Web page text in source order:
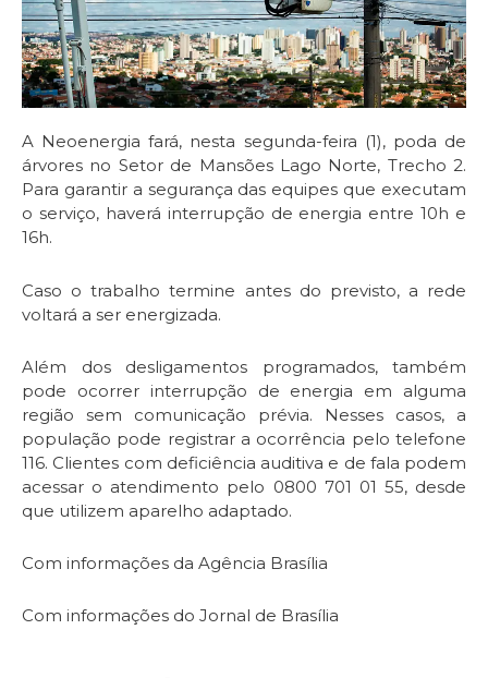
A Neoenergia fará, nesta segunda-feira (1), poda de
árvores no Setor de Mansões Lago Norte, Trecho 2.
Para garantir a segurança das equipes que executam
o serviço, haverá interrupção de energia entre 10h e
16h.
Caso o trabalho termine antes do previsto, a rede
voltará a ser energizada.
Além dos desligamentos programados, também
pode ocorrer interrupção de energia em alguma
região sem comunicação prévia. Nesses casos, a
população pode registrar a ocorrência pelo telefone
116. Clientes com deficiência auditiva e de fala podem
acessar o atendimento pelo 0800 701 01 55, desde
que utilizem aparelho adaptado.
Com informações da Agência Brasília
Com informações do Jornal de Brasília